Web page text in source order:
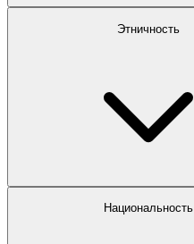
Этничность
Национальность